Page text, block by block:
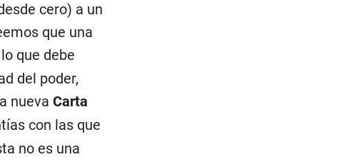
cero) a un
que una
que debe
del poder,
nueva Carta
con las que
no es una